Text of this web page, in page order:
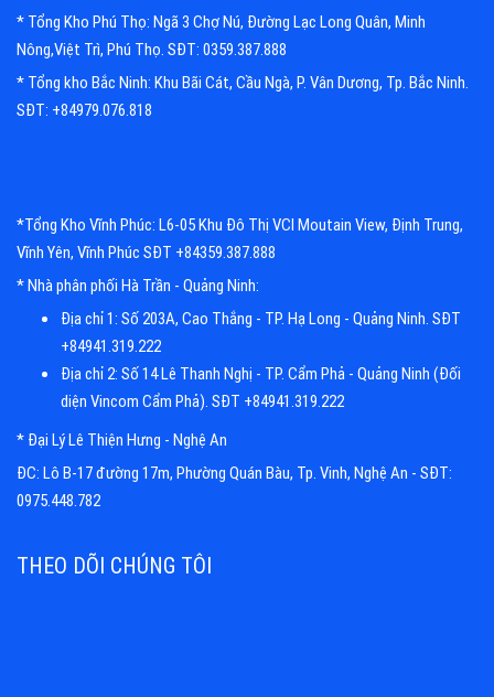
* Tổng Kho Phú Thọ: Ngã 3 Chợ Nú, Đường Lạc Long Quân, Minh
Nông,Việt Trì, Phú Thọ. SĐT: 0359.387.888
* Tổng kho Bắc Ninh: Khu Bãi Cát, Cầu Ngà, P. Vân Dương, Tp. Bắc Ninh.
SĐT: +84979.076.818
*Tổng Kho Vĩnh Phúc: L6-05 Khu Đô Thị VCI Moutain View, Định Trung,
Vĩnh Yên, Vĩnh Phúc SĐT +84359.387.888
* Nhà phân phối Hà Trần - Quảng Ninh:
Địa chỉ 1: Số 203A, Cao Thắng - TP. Hạ Long - Quảng Ninh. SĐT
+84941.319.222
Địa chỉ 2: Số 14 Lê Thanh Nghị - TP. Cẩm Phả - Quảng Ninh (Đối
diện Vincom Cẩm Phả). SĐT +84941.319.222
* Đại Lý Lê Thiện Hưng - Nghệ An
ĐC: Lô B-17 đường 17m, Phường Quán Bàu, Tp. Vinh, Nghệ An - SĐT:
0975.448.782
THEO DÕI CHÚNG TÔI